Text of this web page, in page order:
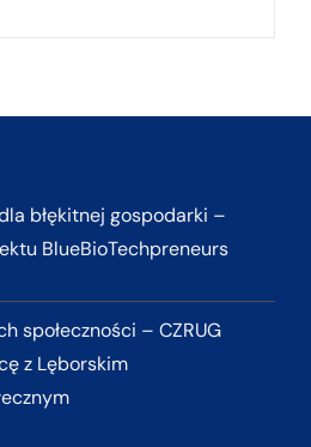
błękitnej gospodarki –
BlueBioTechpreneurs
społeczności – CZRUG
z Lęborskim